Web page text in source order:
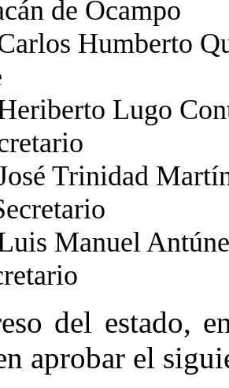
de Ocampo
Humberto
Lugo
Trinidad
Manuel
del estado,
aprobar el